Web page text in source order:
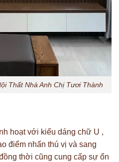
Thất Nhà Anh Chị Tươi Thành
hoạt với kiểu dáng chữ U ,
điểm nhấn thú vị và sang
thời cũng cung cấp sự ổn